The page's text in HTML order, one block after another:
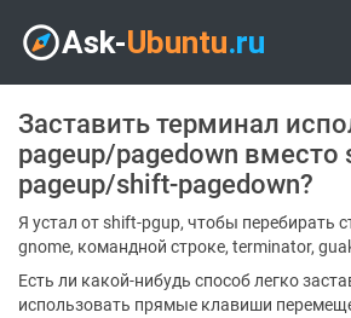
Заставить терминал
pageup/pagedown вместо
pageup/shift-pagedown?
Я устал от shift-pgup, чтобы перебирать
gnome, командной строке, terminator,
Есть ли какой-нибудь способ легко
использовать прямые клавиши